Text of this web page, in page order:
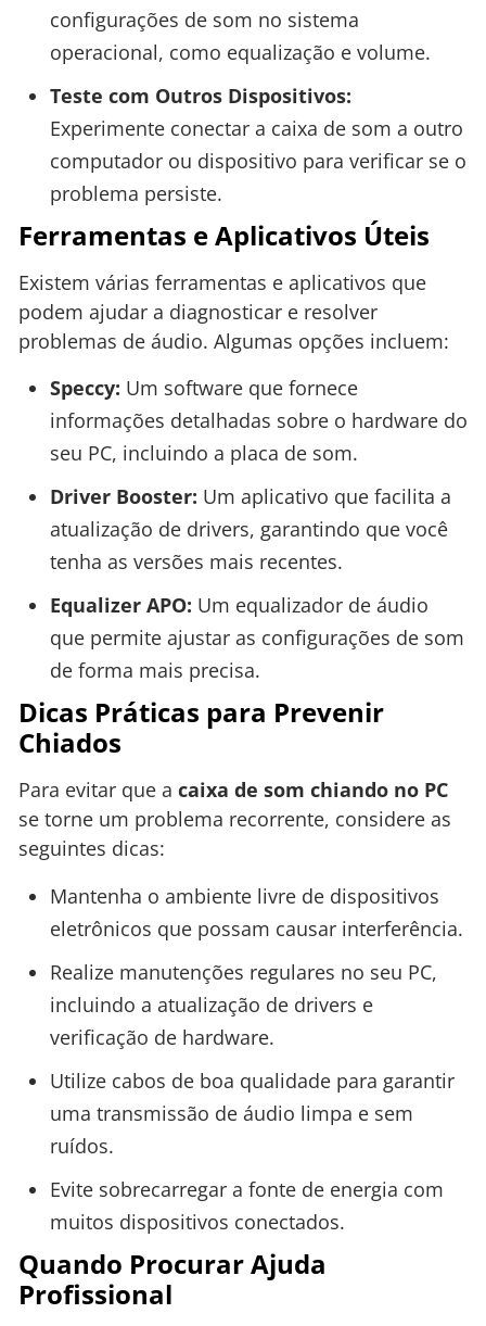
configurações de som no sistema
operacional, como equalização e volume.
Teste com Outros Dispositivos:
Experimente conectar a caixa de som a outro
computador ou dispositivo para verificar se o
problema persiste.
Ferramentas e Aplicativos Úteis
Existem várias ferramentas e aplicativos que
podem ajudar a diagnosticar e resolver
problemas de áudio. Algumas opções incluem:
Speccy: Um software que fornece
informações detalhadas sobre o hardware do
seu PC, incluindo a placa de som.
Driver Booster: Um aplicativo que facilita a
atualização de drivers, garantindo que você
tenha as versões mais recentes.
Equalizer APO: Um equalizador de áudio
que permite ajustar as configurações de som
de forma mais precisa.
Dicas Práticas para Prevenir
Chiados
Para evitar que a caixa de som chiando no PC
se torne um problema recorrente, considere as
seguintes dicas:
Mantenha o ambiente livre de dispositivos
eletrônicos que possam causar interferência.
Realize manutenções regulares no seu PC,
incluindo a atualização de drivers e
verificação de hardware.
Utilize cabos de boa qualidade para garantir
uma transmissão de áudio limpa e sem
ruídos.
Evite sobrecarregar a fonte de energia com
muitos dispositivos conectados.
Quando Procurar Ajuda
Profissional